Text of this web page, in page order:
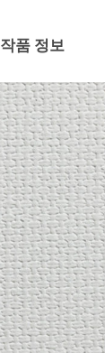
작품 정보